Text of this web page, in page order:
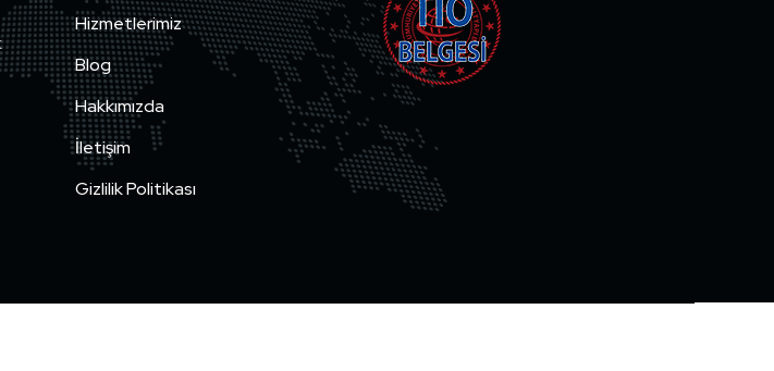
Hizmetlerimiz
Blog
Hakkımızda
İletişim
Gizlilik Politikası